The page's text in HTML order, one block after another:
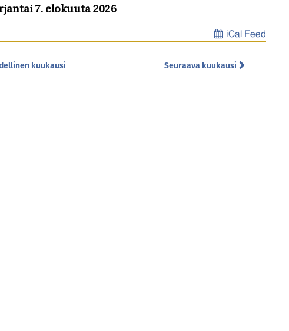
7. elokuuta 2026
iCal Feed
kuukausi Seuraava kuukausi